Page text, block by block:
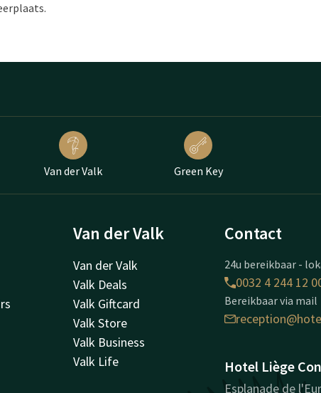
Van der Valk Green Key
Van der Valk
Van der Valk
Valk Deals
Valk Giftcard
Valk Store
Valk Business
Valk Life
Contact
24u bereikbaar -
0032 4 244 12
Bereikbaar via mail
Hotel Liège
Esplanade de